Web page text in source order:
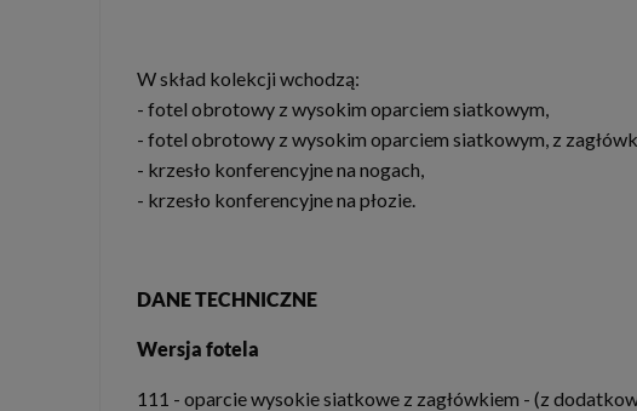
W skład kolekcji wchodzą:
- fotel obrotowy z wysokim oparciem siatkowym,
- fotel obrotowy z wysokim oparciem siatkowym, z
- krzesło konferencyjne na nogach,
- krzesło konferencyjne na płozie.
DANE TECHNICZNE
Wersja fotela
111 - oparcie wysokie siatkowe z zagłówkiem - (z